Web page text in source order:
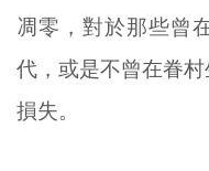
凋零，對於那些曾
代，或是不曾在眷
損失。